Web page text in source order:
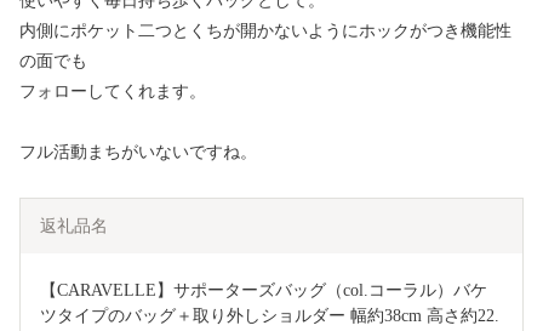
内側にポケット二つとくちが開かないようにホックがつき機能性
の面でも
フォローしてくれます。
フル活動まちがいないですね。
返礼品名
【CARAVELLE】サポーターズバッグ（col.コーラル）バケ
ツタイプのバッグ＋取り外しショルダー 幅約38cm 高さ約22.